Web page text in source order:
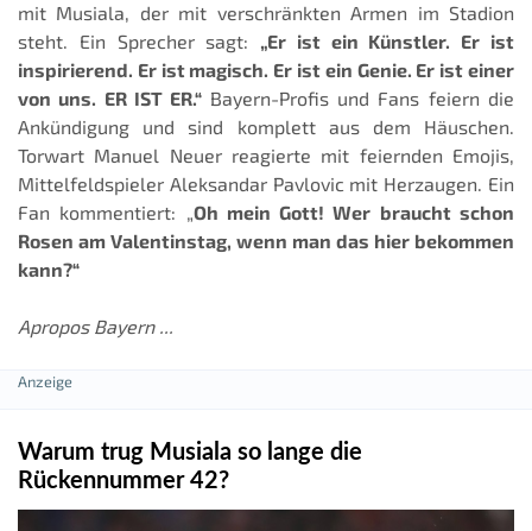
mit Musiala, der mit verschränkten Armen im Stadion
steht. Ein Sprecher sagt: „Er ist ein Künstler. Er ist
inspirierend. Er ist magisch. Er ist ein Genie. Er ist einer
von uns. ER IST ER.“ Bayern-Profis und Fans feiern die
Ankündigung und sind komplett aus dem Häuschen.
Torwart Manuel Neuer reagierte mit feiernden Emojis,
Mittelfeldspieler Aleksandar Pavlovic mit Herzaugen. Ein
Fan kommentiert: „Oh mein Gott! Wer braucht schon
Rosen am Valentinstag, wenn man das hier bekommen
kann?“
Apropos Bayern ...
Warum trug Musiala so lange die
Rückennummer 42?